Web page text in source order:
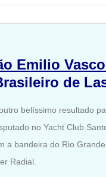
Emilio
de
belíssimo resultado
no Yacht Club
a bandeira do Rio
Radial.